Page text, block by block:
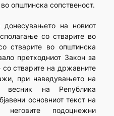
општинска сопственост.
на новиот
со стварите во
стварите во општинска
претходниот Закон за
стварите на државните
при наведувањето на
весник на Република
основниот текст на
подоцнежни